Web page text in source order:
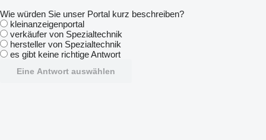
Wie würden Sie unser Portal kurz beschreiben?
kleinanzeigenportal
verkäufer von Spezialtechnik
hersteller von Spezialtechnik
es gibt keine richtige Antwort
Eine Antwort auswählen